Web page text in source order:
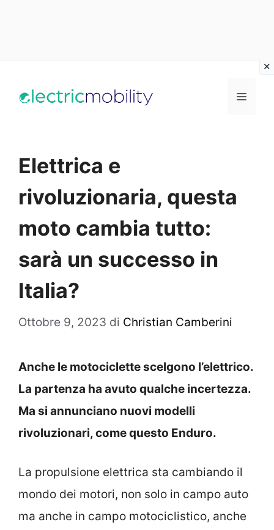
Menu
Elettrica e
rivoluzionaria, questa
moto cambia tutto:
sarà un successo in
Italia?
Ottobre 9, 2023 di Christian Camberini
Anche le motociclette scelgono l’elettrico.
La partenza ha avuto qualche incertezza.
Ma si annunciano nuovi modelli
rivoluzionari, come questo Enduro.
La propulsione elettrica sta cambiando il
mondo dei motori, non solo in campo auto
ma anche in campo motociclistico, anche